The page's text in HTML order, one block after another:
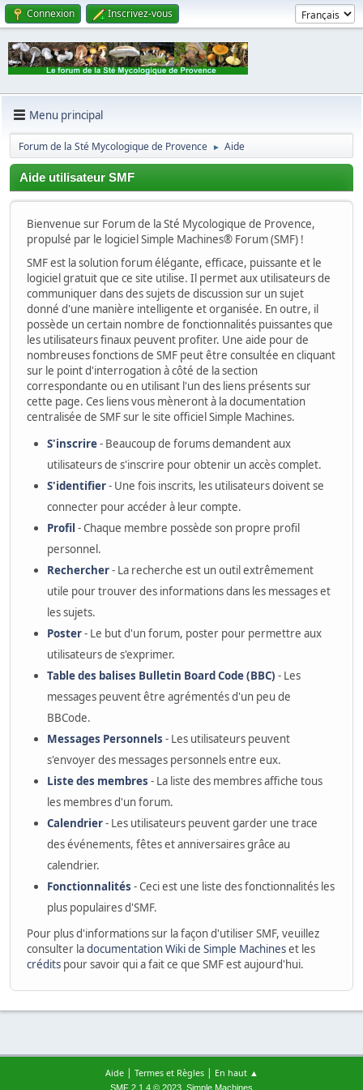
Connexion Inscrivez-vous
Menu principal
Forum de la Sté Mycologique de Provence ► Aide
Aide utilisateur SMF
Bienvenue sur Forum de la Sté Mycologique de Provence,
propulsé par le logiciel Simple Machines® Forum (SMF) !
SMF est la solution forum élégante, efficace, puissante et le
logiciel gratuit que ce site utilise. Il permet aux utilisateurs de
communiquer dans des sujets de discussion sur un sujet
donné d'une manière intelligente et organisée. En outre, il
possède un certain nombre de fonctionnalités puissantes que
les utilisateurs finaux peuvent profiter. Une aide pour de
nombreuses fonctions de SMF peut être consultée en cliquant
sur le point d'interrogation à côté de la section
correspondante ou en utilisant l'un des liens présents sur
cette page. Ces liens vous mèneront à la documentation
centralisée de SMF sur le site officiel Simple Machines.
S'inscrire- Beaucoup de forums demandent aux
utilisateurs de s'inscrire pour obtenir un accès complet.
S'identifier- Une fois inscrits, les utilisateurs doivent se
connecter pour accéder à leur compte.
Profil - Chaque membre possède son propre profil
personnel.
Rechercher- La recherche est un outil extrêmement
utile pour trouver des informations dans les messages et
les sujets.
Poster- Le but d'un forum, poster pour permettre aux
utilisateurs de s'exprimer.
Table des balises Bulletin Board Code (BBC) - Les
messages peuvent être agrémentés d'un peu de
BBCode.
Messages Personnels - Les utilisateurs peuvent
s'envoyer des messages personnels entre eux.
Liste des membres - La liste des membres affiche tous
les membres d'un forum.
Calendrier- Les utilisateurs peuvent garder une trace
des événements, fêtes et anniversaires grâce au
calendrier.
Fonctionnalités - Ceci est une liste des fonctionnalités les
plus populaires d'SMF.
Pour plus d'informations sur la façon d'utiliser SMF, veuillez
consulter ladocumentation Wiki de Simple Machineset les
crédits pour savoir qui a fait ce que SMF est aujourd'hui.
Aide| Termes et Règles| En haut ▲
SMF 2.1.4 © 2023 Simple Machines